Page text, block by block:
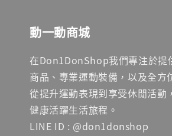
動一動商城
在Don1DonShop我們專注於提
商品、專業運動裝備，以及全方
從提升運動表現到享受休閒活動
健康活躍生活旅程。
LINE ID : @don1donshop